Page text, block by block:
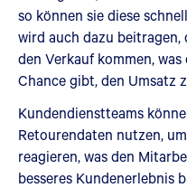
so können sie diese
wird auch dazu
den Verkauf kommen,
Chance gibt, den Umsatz
Kundendienstteams
Retourendaten nutzen,
reagieren, was den
besseres Kundenerlebnis